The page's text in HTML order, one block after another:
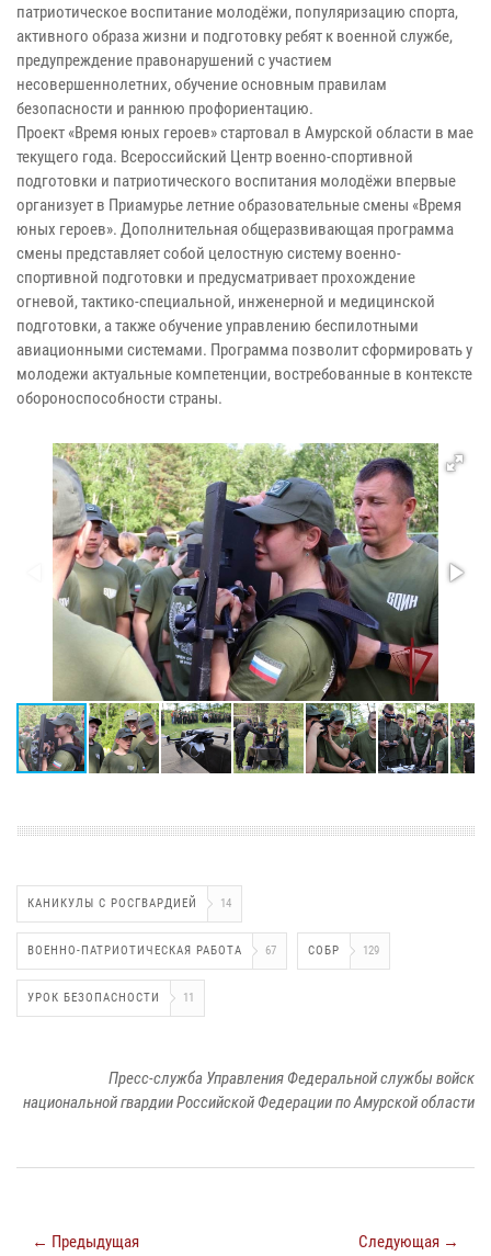
патриотическое воспитание молодёжи, популяризацию спорта,
активного образа жизни и подготовку ребят к военной службе,
предупреждение правонарушений с участием
несовершеннолетних, обучение основным правилам
безопасности и раннюю профориентацию.
Проект «Время юных героев» стартовал в Амурской области в мае
текущего года. Всероссийский Центр военно-спортивной
подготовки и патриотического воспитания молодёжи впервые
организует в Приамурье летние образовательные смены «Время
юных героев». Дополнительная общеразвивающая программа
смены представляет собой целостную систему военно-
спортивной подготовки и предусматривает прохождение
огневой, тактико-специальной, инженерной и медицинской
подготовки, а также обучение управлению беспилотными
авиационными системами. Программа позволит сформировать у
молодежи актуальные компетенции, востребованные в контексте
обороноспособности страны.
КАНИКУЛЫ С РОСГВАРДИЕЙ 14
ВОЕННО-ПАТРИОТИЧЕСКАЯ РАБОТА 67 СОБР 129
УРОК БЕЗОПАСНОСТИ 11
Пресс-служба Управления Федеральной службы войск
национальной гвардии Российской Федерации по Амурской области
← Предыдущая Следующая →